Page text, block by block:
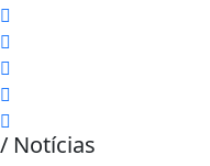
/ Notícias